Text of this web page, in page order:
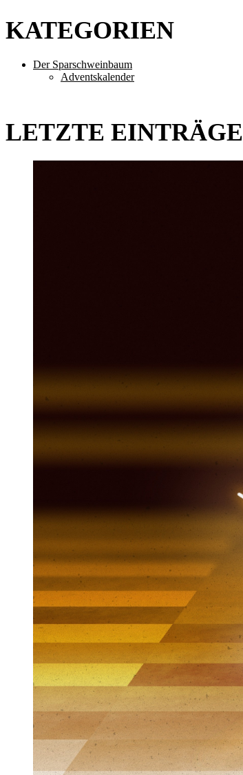
KATEGORIEN
Der Sparschweinbaum
Adventskalender
LETZTE EINTRÄGE